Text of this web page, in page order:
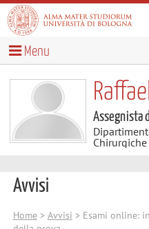
Menu
Assegnista
Chirurgiche
Avvisi
Home> Avvisi > Esami online: